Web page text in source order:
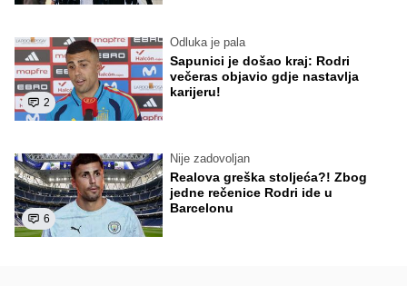
2
Odluka je pala
Sapunici je došao kraj: Rodri
večeras objavio gdje nastavlja
karijeru!
6
Nije zadovoljan
Realova greška stoljeća?! Zbog
jedne rečenice Rodri ide u
Barcelonu